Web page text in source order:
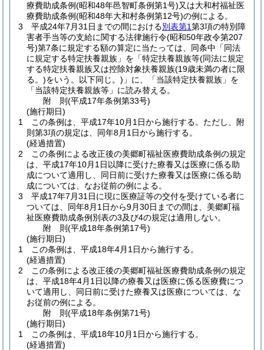
療費助成条例(昭和48年邑智町条例第1号)又は大和村福祉医
療費助成条例(昭和48年大和村条例第12号)の例による。
3
平成24年7月31日までの間における別表第1第3項の特別障
害者手当等の支給に関する法律施行令(昭和50年政令第207
号)第7条に規定する額の算定に当たっては、同条中「同法
に規定する特定扶養親族」を「特定扶養親族等(同法に規定
する特定扶養親族又は控除対象扶養親族(19歳未満の者に限
る。)をいう。以下同じ。) 」に、「当該特定扶養親族」を
「当該特定扶養親族等」に読み替える。
附 則(平成17年条例第33号)
(施行期日)
1
この条例は、平成17年10月1日から施行する。 ただし、附
則第3項の規定は、同年8月1日から施行する。
(経過措置)
2
この条例による改正後の美郷町福祉医療費助成条例の規定
は、平成17年10月1日以降に受けた療養又は医療に係る助
成について適用し、同日前に受けた療養又は医療に係る助
成については、なお従前の例による。
3
平成17年7月31日に現に医療証等の交付を受けている者に
ついては、同年8月1日から9月30日までの間は、美郷町福
祉医療費助成条例別表の3及び4の規定は適用しない。
附 則(平成18年条例第17号)
(施行期日)
1
この条例は、平成18年4月1日から施行する。
(経過措置)
2
この条例による改正後の美郷町福祉医療費助成条例の規定
は、平成18年4月1日以降の療養又は医療に係る医療費につ
いて適用し、同日前に受けた療養又は医療については、な
お従前の例による。
附 則(平成18年条例第71号)
(施行期日)
1
この条例は、平成18年10月1日から施行する。
(経過措置)